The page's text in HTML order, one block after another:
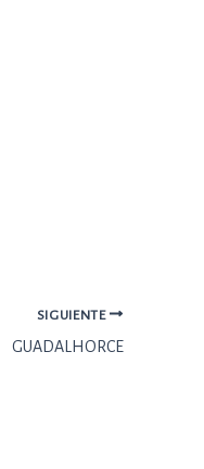
SIGUIENTE
GUADALHORCE